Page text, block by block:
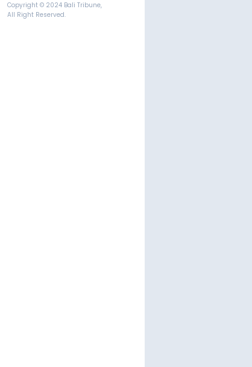
Copyright © 2024 Bali Tribune,
All Right Reserved.